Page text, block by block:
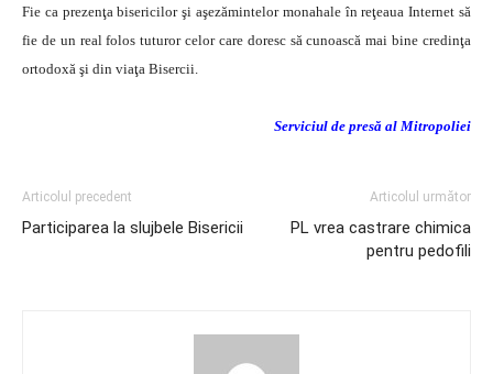
Fie ca prezenţa bisericilor şi aşezămintelor monahale în reţeaua Internet să
fie de un real folos tuturor celor care doresc să cunoască mai bine credinţa
ortodoxă şi din viaţa Bisercii.
Serviciul de presă al Mitropoliei
Articolul precedent
Participarea la slujbele Bisericii
Articolul următor
PL vrea castrare chimica
pentru pedofili